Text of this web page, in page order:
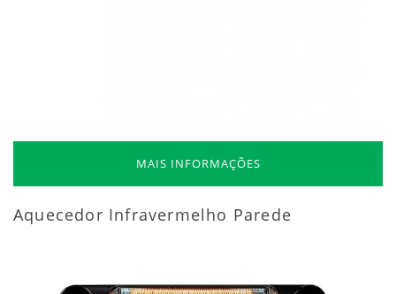
MAIS INFORMAÇÕES
Aquecedor Infravermelho Parede